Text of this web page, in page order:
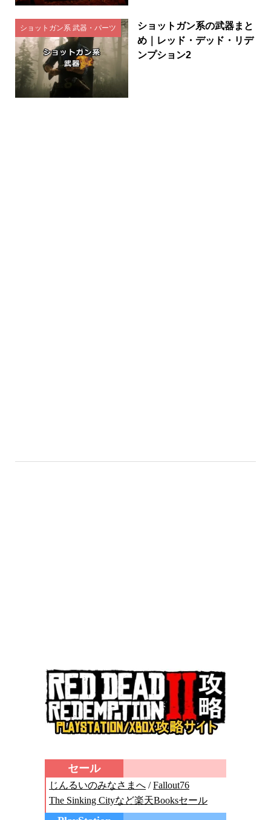
ショットガン系 武器・パーツ
ショットガン系の武器まと
め｜レッド・デッド・リデ
ンプション2